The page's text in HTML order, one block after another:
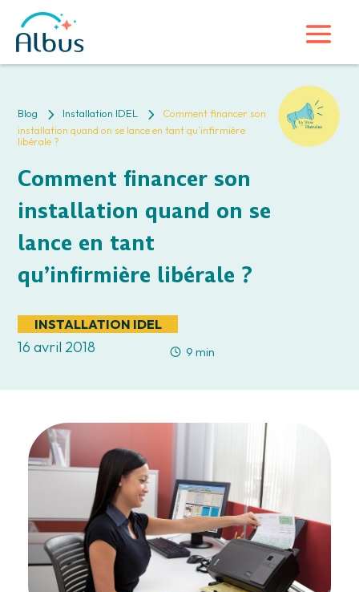
Blog 5 Installation IDEL 5
Comment financer son
installation quand on se lance en tant qu’infirmière
libérale ?
Comment financer son
installation quand on se
lance en tant
qu’infirmière libérale ?
INSTALLATION IDEL
16 avril 2018 9 min